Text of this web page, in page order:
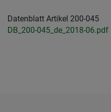
Datenblatt Artikel 200-045
DB_200-045_de_2018-06.pdf